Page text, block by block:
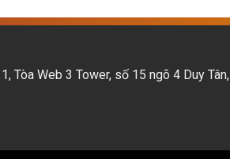
Tòa Web 3 Tower, số 15 ngõ 4 Duy Tân,